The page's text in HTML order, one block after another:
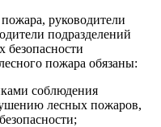
руководители
подразделений
безопасности
пожара обязаны:
соблюдения
лесных пожаров,